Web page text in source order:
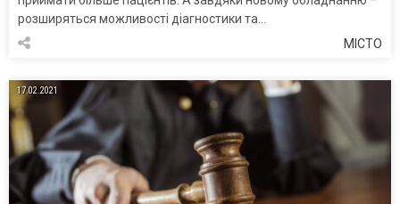
розширяться можливості діагностики та…
МІСТО
17.02.2021